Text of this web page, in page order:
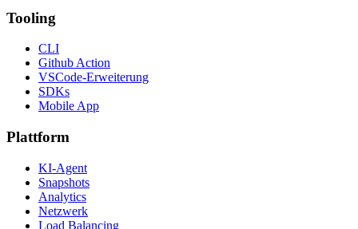
Tooling
CLI
Github Action
VSCode-Erweiterung
SDKs
Mobile App
Plattform
KI-Agent
Snapshots
Analytics
Netzwerk
Load Balancing